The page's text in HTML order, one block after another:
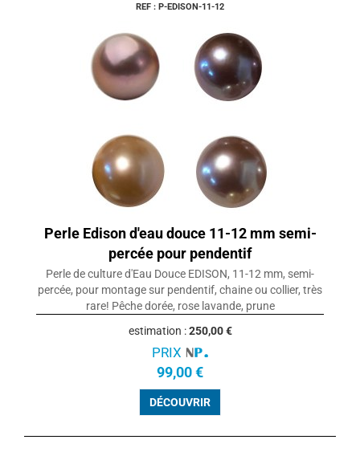
REF : P-EDISON-11-12
Perle Edison d'eau douce 11-12 mm semi-
percée pour pendentif
Perle de culture d'Eau Douce EDISON, 11-12 mm, semi-
percée, pour montage sur pendentif, chaine ou collier, très
rare! Pêche dorée, rose lavande, prune
estimation :250,00 €
PRIX
99,00 €
DÉCOUVRIR